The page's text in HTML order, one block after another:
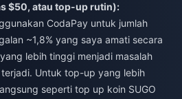
$50, atau top-up rutin):
CodaPay untuk jumlah
~1,8% yang saya amati secara
lebih tinggi menjadi masalah
Untuk top-up yang lebih
seperti top up koin SUGO